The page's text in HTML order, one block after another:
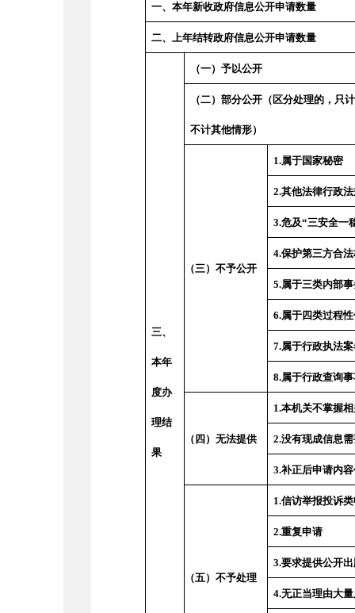
一、本年新收政府信息公开申请数量
二、上年结转政府信息公开申请数量
三、
本年
度办
理结
果
（一）予以公开
（二）部分公开（区分处理的，只
不计其他情形）
（三）不予公开
1.属于国家秘密
2.其他法律行政
3.危及“三安全一
4.保护第三方合
5.属于三类内部
6.属于四类过程
7.属于行政执法
8.属于行政查询
（四）无法提供
1.本机关不掌握
2.没有现成信息
3.补正后申请内
（五）不予处理
1.信访举报投诉
2.重复申请
3.要求提供公开
4.无正当理由大